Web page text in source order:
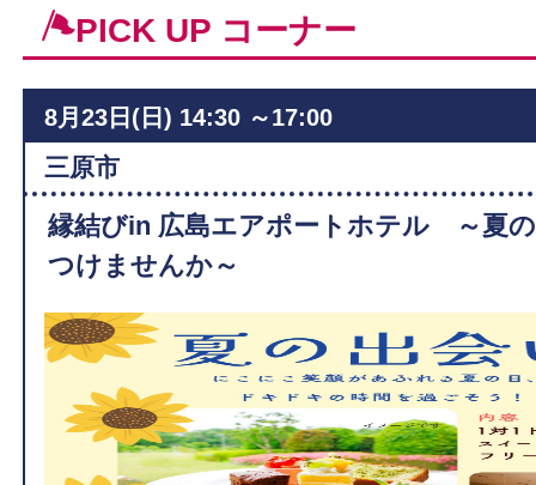
PICK UP コーナー
8月23日(日) 14:30 ～17:00
三原市
縁結びin 広島エアポートホテル ～夏
つけませんか～